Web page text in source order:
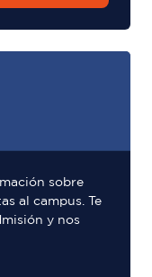
sobre
al campus. Te
y nos